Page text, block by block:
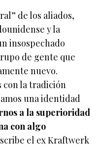
de los aliados,
y la
insospechado
de gente que
nuevo.
la tradición
una identidad
a la superioridad
con algo
el ex Kraftwerk